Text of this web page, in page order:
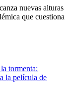
nuevas alturas
que cuestiona